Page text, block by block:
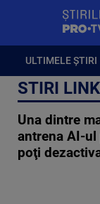
ULTIMELE ȘTIRI
STIRI
Una dintre
antrena AI-ul
poţi